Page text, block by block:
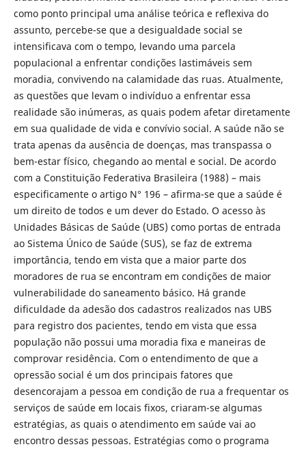
como ponto principal uma análise teórica e reflexiva do
assunto, percebe-se que a desigualdade social se
intensificava com o tempo, levando uma parcela
populacional a enfrentar condições lastimáveis sem
moradia, convivendo na calamidade das ruas. Atualmente,
as questões que levam o indivíduo a enfrentar essa
realidade são inúmeras, as quais podem afetar diretamente
em sua qualidade de vida e convívio social. A saúde não se
trata apenas da ausência de doenças, mas transpassa o
bem-estar físico, chegando ao mental e social. De acordo
com a Constituição Federativa Brasileira (1988) – mais
especificamente o artigo N° 196 – afirma-se que a saúde é
um direito de todos e um dever do Estado. O acesso às
Unidades Básicas de Saúde (UBS) como portas de entrada
ao Sistema Único de Saúde (SUS), se faz de extrema
importância, tendo em vista que a maior parte dos
moradores de rua se encontram em condições de maior
vulnerabilidade do saneamento básico. Há grande
dificuldade da adesão dos cadastros realizados nas UBS
para registro dos pacientes, tendo em vista que essa
população não possui uma moradia fixa e maneiras de
comprovar residência. Com o entendimento de que a
opressão social é um dos principais fatores que
desencorajam a pessoa em condição de rua a frequentar os
serviços de saúde em locais fixos, criaram-se algumas
estratégias, as quais o atendimento em saúde vai ao
encontro dessas pessoas. Estratégias como o programa